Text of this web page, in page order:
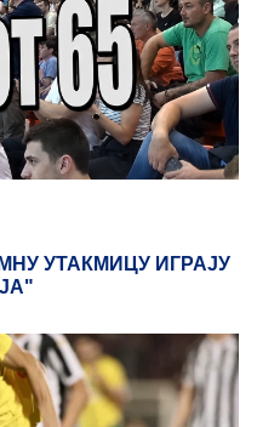
УТАКМИЦУ ИГРАЈУ